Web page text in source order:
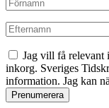
Jag vill få relevant
inkorg. Sveriges
information. Jag kan